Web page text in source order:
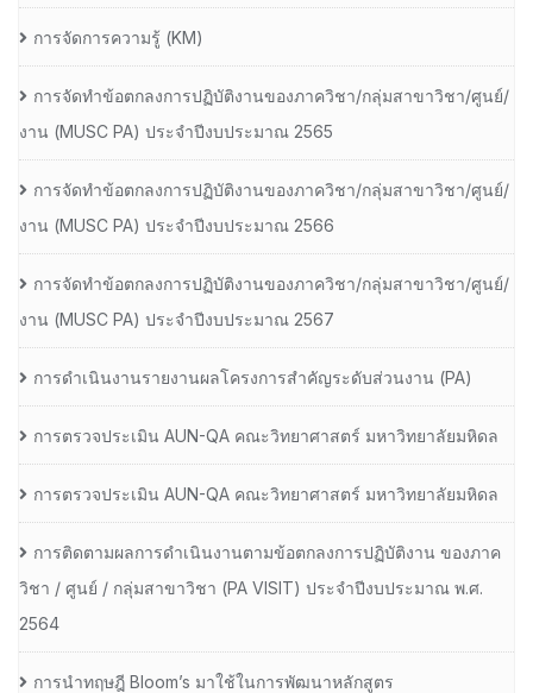
การจัดการความรู้ (KM)
การจัดทำข้อตกลงการปฏิบัติงานของภาควิชา/กลุ่มสาขาวิชา/ศูนย์/
งาน (MUSC PA) ประจำปีงบประมาณ 2565
การจัดทำข้อตกลงการปฏิบัติงานของภาควิชา/กลุ่มสาขาวิชา/ศูนย์/
งาน (MUSC PA) ประจำปีงบประมาณ 2566
การจัดทำข้อตกลงการปฏิบัติงานของภาควิชา/กลุ่มสาขาวิชา/ศูนย์/
งาน (MUSC PA) ประจำปีงบประมาณ 2567
การดำเนินงานรายงานผลโครงการสำคัญระดับส่วนงาน (PA)
การตรวจประเมิน AUN-QA คณะวิทยาศาสตร์ มหาวิทยาลัยมหิดล
การตรวจประเมิน AUN-QA คณะวิทยาศาสตร์ มหาวิทยาลัยมหิดล
การติดตามผลการดำเนินงานตามข้อตกลงการปฏิบัติงาน ของภาค
วิชา / ศูนย์ / กลุ่มสาขาวิชา (PA VISIT) ประจำปีงบประมาณ พ.ศ.​
2564
การนำทฤษฎี Bloom’s มาใช้ในการพัฒนาหลักสูตร